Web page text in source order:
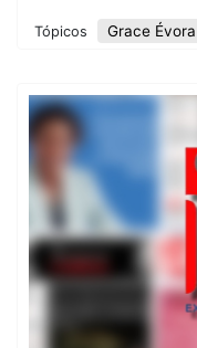
Tópicos Grace Évora